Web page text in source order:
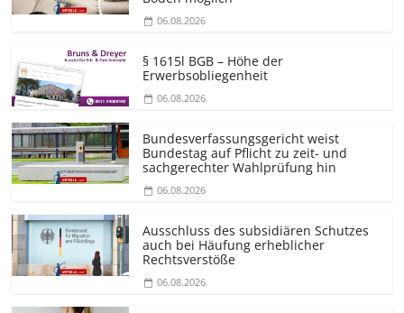
06.08.2026
§ 1615l BGB – Höhe der
Erwerbsobliegenheit
06.08.2026
Bundesver­fassungsgericht weist
Bundestag auf Pflicht zu zeit- und
sachgerechter Wahlprüfung hin
06.08.2026
Ausschluss des subsidiären Schutzes
auch bei Häufung erheblicher
Rechtsverstöße
06.08.2026